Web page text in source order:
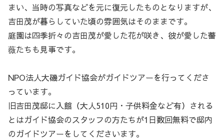
まい、当時の写真などを元に復元したものとなりますが、
吉田茂が暮らしていた頃の雰囲気はそのままです。
庭園は四季折々の吉田茂が愛した花が咲き、彼が愛した薔
薇たちも見事です。
NPO法人大磯ガイド協会がガイドツアーを行ってくださ
っています。
旧吉田茂邸に入館（大人510円・子供料金など有）される
とはガイド協会のスタッフの方たちが1日数回無料で邸内
のガイドツアーをしてくださいます。